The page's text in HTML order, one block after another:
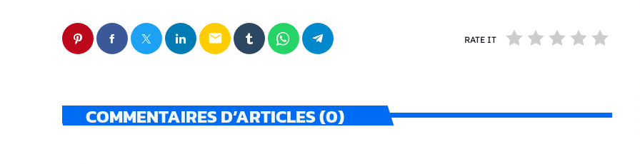
email RATE IT
COMMENTAIRES D’ARTICLES (0)